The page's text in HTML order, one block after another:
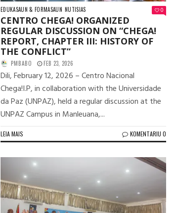
EDUKASAUN & FORMASAUN NUTISIAS 0
CENTRO CHEGA! ORGANIZED
REGULAR DISCUSSION ON “CHEGA!
REPORT, CHAPTER III: HISTORY OF
THE CONFLICT”
PMBABO FEB 23, 2026
Dili, February 12, 2026 – Centro Nacional
Chega!I.P, in collaboration with the Universidade
da Paz (UNPAZ), held a regular discussion at the
UNPAZ Campus in Manleuana,...
LEIA MAIS KOMENTARIU 0